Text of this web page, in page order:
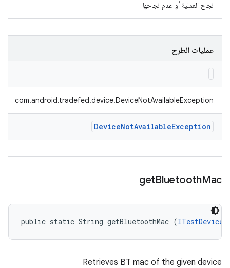
نجاح العملية أو عدم نجاحها
عمليات الطرح
com.android.tradefed.device.DeviceNotAvailableException
DeviceNotAvailableException
getBluetoothMac
public static String getBluetoothMac (ITestDevice
Retrieves BT mac of the given device